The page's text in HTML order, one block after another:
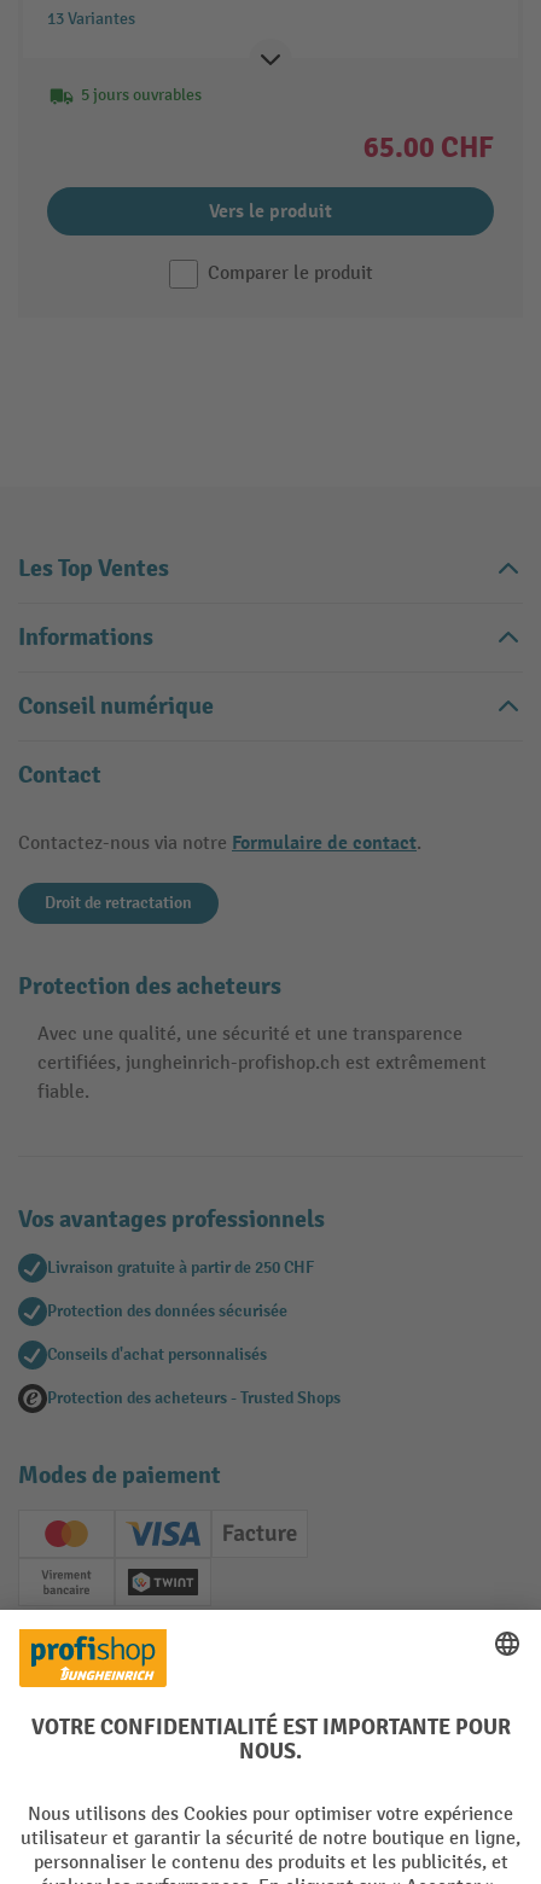
13 Variantes
5 jours ouvrables
65.00 CHF
Vers le produit
Comparer le produit
Les Top Ventes
Informations
Conseil numérique
Contact
Contactez-nous via notre Formulaire de contact.
Droit de retractation
Protection des acheteurs
Avec une qualité, une sécurité et une transparence
certifiées, jungheinrich-profishop.ch est extrêmement
fiable.
Vos avantages professionnels
Livraison gratuite à partir de 250 CHF
Protection des données sécurisée
Conseils d'achat personnalisés
Protection des acheteurs - Trusted Shops
Modes de paiement
Creditcard (Master)Creditcard (Visa)
Facture
Paiement anticipé
Twint
Réseaux sociaux
Facebook
YouTube
LinkedIn
Instagram
Langues
DE FR